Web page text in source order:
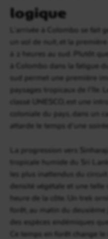
logique
L’arrivée à Colombo se fait
un vol de nuit, et la
à 2 heures au sud. Plutôt
à Colombo dans la fatigue
sud permet une première
paysages tropicaux de l’île.
classé UNESCO, est une
coloniale du pays, dans un
attarde le temps d’une soirée.
La progression vers
tropicale humide du Sri
les plus inattendus du
densité végétale et une
heure de la côte. Un trek
forêt, au matin du
des espèces endémiques
Ce temps en forêt change